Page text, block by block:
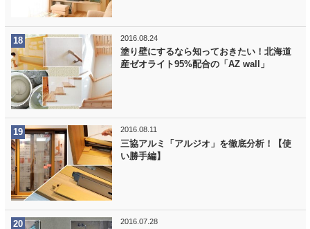
2016.08.24
塗り壁にするなら知っておきたい！北海道
産ゼオライト95%配合の「AZ wall」
2016.08.11
三協アルミ「アルジオ」を徹底分析！【使
い勝手編】
2016.07.28